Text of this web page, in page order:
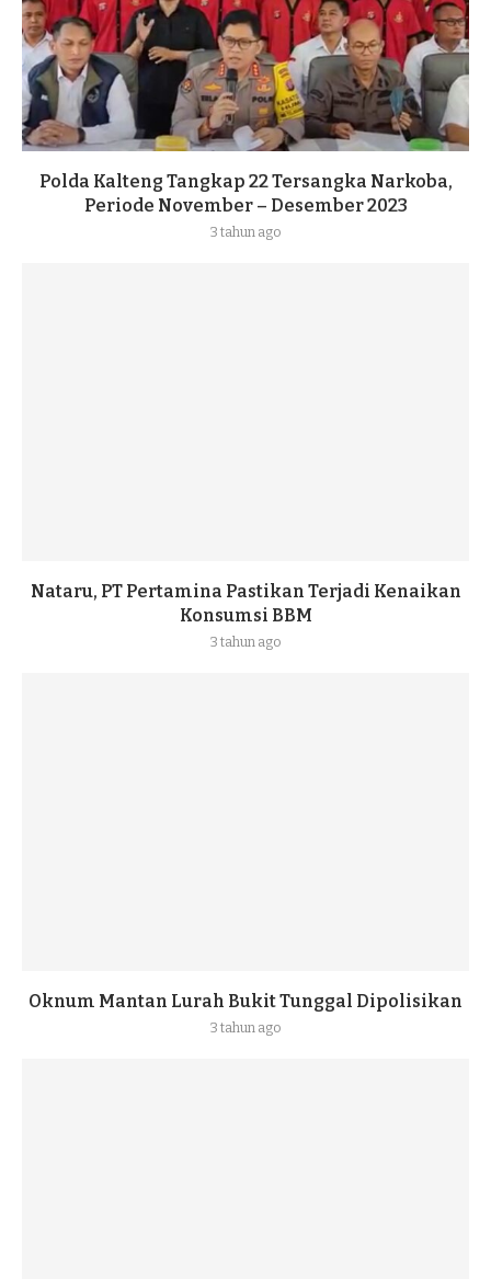
Polda Kalteng Tangkap 22 Tersangka Narkoba,
Periode November – Desember 2023
3 tahun ago
Nataru, PT Pertamina Pastikan Terjadi Kenaikan
Konsumsi BBM
3 tahun ago
Oknum Mantan Lurah Bukit Tunggal Dipolisikan
3 tahun ago